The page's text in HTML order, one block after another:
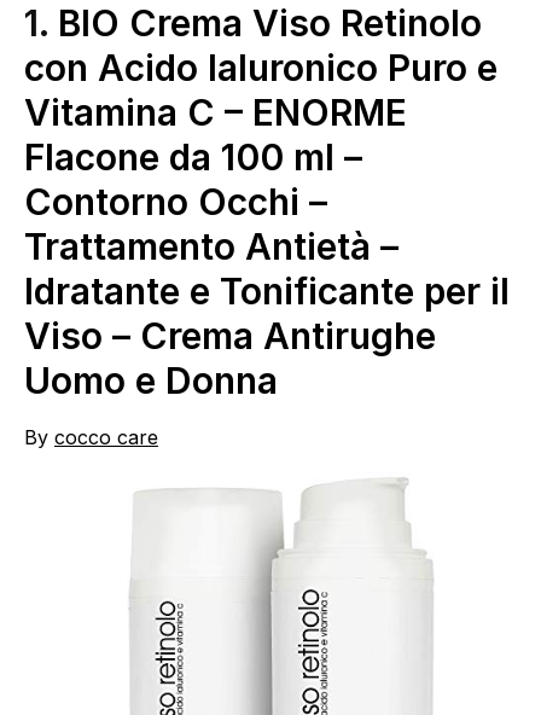
1. BIO Crema Viso Retinolo
con Acido Ialuronico Puro e
Vitamina C – ENORME
Flacone da 100 ml –
Contorno Occhi –
Trattamento Antietà –
Idratante e Tonificante per il
Viso – Crema Antirughe
Uomo e Donna
By cocco care